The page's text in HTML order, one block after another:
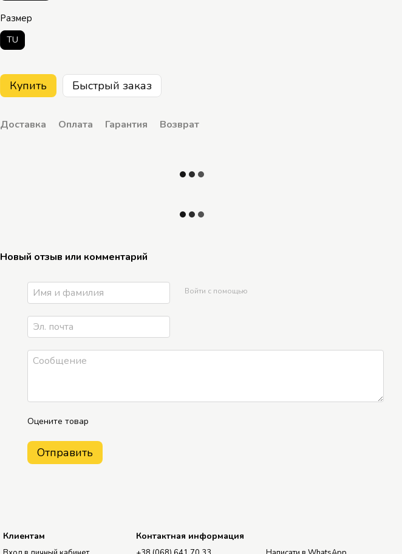
Размер
TU
Купить Быстрый заказ
Доставка Оплата Гарантия Возврат
Новый отзыв или комментарий
Войти с помощью
Оцените товар
Отправить
Клиентам Контактная информация